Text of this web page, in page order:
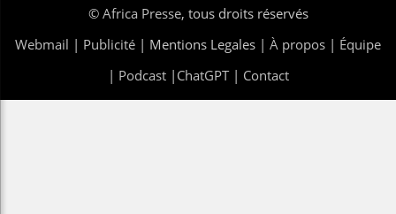
© Africa Presse, tous droits réservés
Webmail | Publicité | Mentions Legales | À propos | Équipe
| Podcast| ChatGPT| Contact